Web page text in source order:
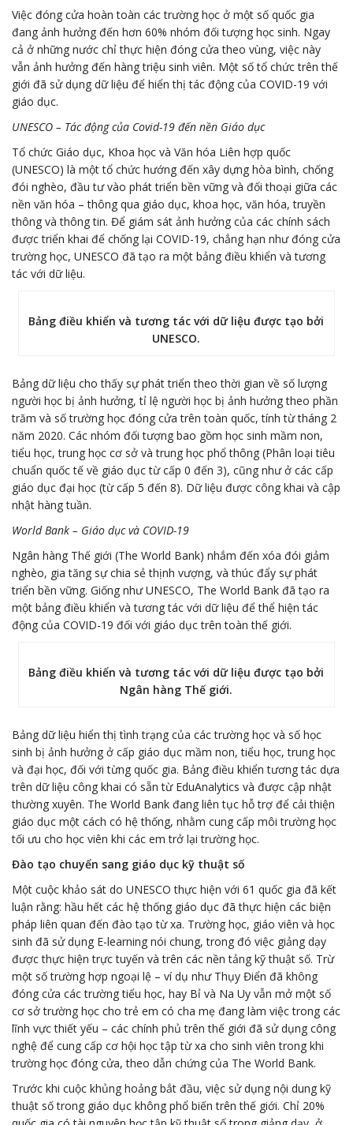
Việc đóng cửa hoàn toàn các trường học ở một số quốc gia
đang ảnh hưởng đến hơn 60% nhóm đối tượng học sinh. Ngay
cả ở những nước chỉ thực hiện đóng cửa theo vùng, việc này
vẫn ảnh hưởng đến hàng triệu sinh viên. Một số tổ chức trên thế
giới đã sử dụng dữ liệu để hiển thị tác động của COVID-19 với
giáo dục.
UNESCO – Tác động của Covid-19 đến nền Giáo dục
Tổ chức Giáo dục, Khoa học và Văn hóa Liên hợp quốc
(UNESCO) là một tổ chức hướng đến xây dựng hòa bình, chống
đói nghèo, đầu tư vào phát triển bền vững và đối thoại giữa các
nền văn hóa – thông qua giáo dục, khoa học, văn hóa, truyền
thông và thông tin. Để giám sát ảnh hưởng của các chính sách
được triển khai để chống lại COVID-19, chẳng hạn như đóng cửa
trường học, UNESCO đã tạo ra một bảng điều khiển và tương
tác với dữ liệu.
Bảng điều khiển và tương tác với dữ liệu được tạo bởi
UNESCO.
Bảng dữ liệu cho thấy sự phát triển theo thời gian về số lượng
người học bị ảnh hưởng, tỉ lệ người học bị ảnh hưởng theo phần
trăm và số trường học đóng cửa trên toàn quốc, tính từ tháng 2
năm 2020. Các nhóm đối tượng bao gồm học sinh mầm non,
tiểu học, trung học cơ sở và trung học phổ thông (Phân loại tiêu
chuẩn quốc tế về giáo dục từ cấp 0 đến 3), cũng như ở các cấp
giáo dục đại học (từ cấp 5 đến 8). Dữ liệu được công khai và cập
nhật hàng tuần.
World Bank – Giáo dục và COVID-19
Ngân hàng Thế giới (The World Bank) nhắm đến xóa đói giảm
nghèo, gia tăng sự chia sẻ thịnh vượng, và thúc đẩy sự phát
triển bền vững. Giống như UNESCO, The World Bank đã tạo ra
một bảng điều khiển và tương tác với dữ liệu để thể hiện tác
động của COVID-19 đối với giáo dục trên toàn thế giới.
Bảng điều khiển và tương tác với dữ liệu được tạo bởi
Ngân hàng Thế giới.
Bảng dữ liệu hiển thị tình trạng của các trường học và số học
sinh bị ảnh hưởng ở cấp giáo dục mầm non, tiểu học, trung học
và đại học, đối với từng quốc gia. Bảng điều khiển tương tác dựa
trên dữ liệu công khai có sẵn từ EduAnalytics và được cập nhật
thường xuyên. The World Bank đang liên tục hỗ trợ để cải thiện
giáo dục một cách có hệ thống, nhằm cung cấp môi trường học
tối ưu cho học viên khi các em trở lại trường học.
Đào tạo chuyển sang giáo dục kỹ thuật số
Một cuộc khảo sát do UNESCO thực hiện với 61 quốc gia đã kết
luận rằng: hầu hết các hệ thống giáo dục đã thực hiện các biện
pháp liên quan đến đào tạo từ xa. Trường học, giáo viên và học
sinh đã sử dụng E-learning nói chung, trong đó việc giảng dạy
được thực hiện trực tuyến và trên các nền tảng kỹ thuật số. Trừ
một số trường hợp ngoại lệ – ví dụ như Thụy Điển đã không
đóng cửa các trường tiểu học, hay Bỉ và Na Uy vẫn mở một số
cơ sở trường học cho trẻ em có cha mẹ đang làm việc trong các
lĩnh vực thiết yếu – các chính phủ trên thế giới đã sử dụng công
nghệ để cung cấp cơ hội học tập từ xa cho sinh viên trong khi
trường học đóng cửa, theo dẫn chứng của The World Bank.
Trước khi cuộc khủng hoảng bắt đầu, việc sử dụng nội dung kỹ
thuật số trong giáo dục không phổ biến trên thế giới. Chỉ 20%